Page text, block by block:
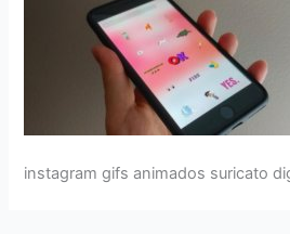
instagram gifs animados suricato